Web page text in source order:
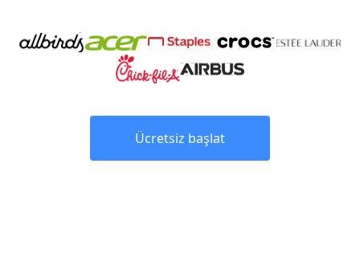
Ücretsiz başlat